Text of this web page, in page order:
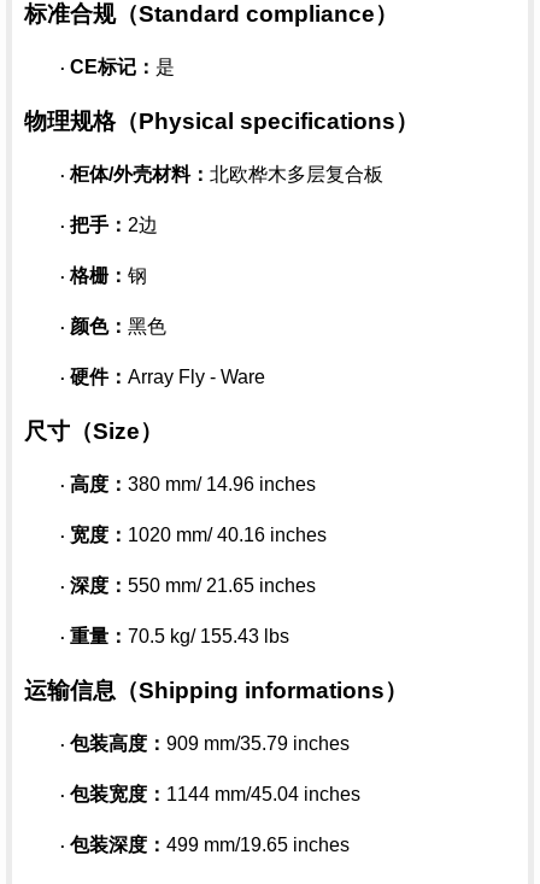
标准合规（Standard compliance）
· CE标记： 是
物理规格（Physical specifications）
· 柜体/外壳材料： 北欧桦木多层复合板
· 把手： 2边
· 格栅： 钢
· 颜色： 黑色
· 硬件： Array Fly - Ware
尺寸（Size）
· 高度： 380 mm/ 14.96 inches
· 宽度： 1020 mm/ 40.16 inches
· 深度： 550 mm/ 21.65 inches
· 重量： 70.5 kg/ 155.43 lbs
运输信息（Shipping informations）
· 包装高度： 909 mm/35.79 inches
· 包装宽度： 1144 mm/45.04 inches
· 包装深度： 499 mm/19.65 inches